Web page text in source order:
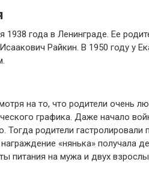
1938 года в Ленинграде. Ее
Райкин. В 1950 году у
на то, что родители очень
графика. Даже начало
Тогда родители
«нянька» получала
питания на мужа и двух